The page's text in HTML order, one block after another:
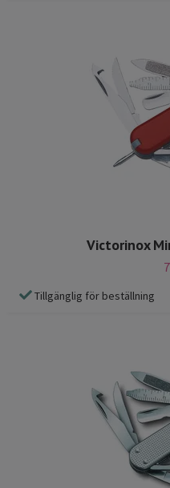
Victorinox
Tillgänglig för beställning